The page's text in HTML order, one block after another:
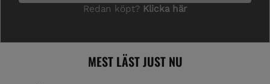
MEST LÄST JUST NU